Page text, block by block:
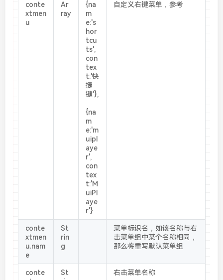
conte
xtmen
u
Ar
ray
{na
m
e:'s
hor
tcu
ts',
con
tex
t:'快
捷
键'},
{na
m
e:'m
uipl
aye
r',
con
tex
t:'M
uiPl
aye
r'}
自定义右键菜单，参考
conte
xtmen
u.nam
e
St
rin
g
菜单标识名，如该名称与右
击菜单组中某个名称相同，
那么将重写默认菜单组
conte
St
右击菜单名称